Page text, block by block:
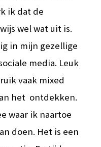
ik dat de
wel wat uit is.
in mijn gezellige
media. Leuk
vaak mixed
het ontdekken.
waar ik naartoe
doen. Het is een